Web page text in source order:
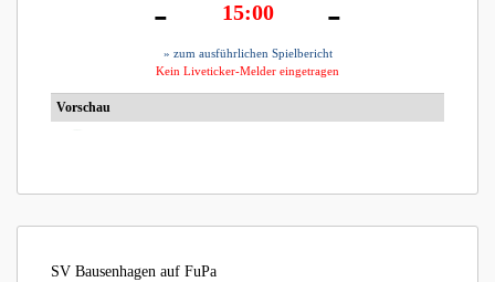
SV Bausenhagen auf FuPa